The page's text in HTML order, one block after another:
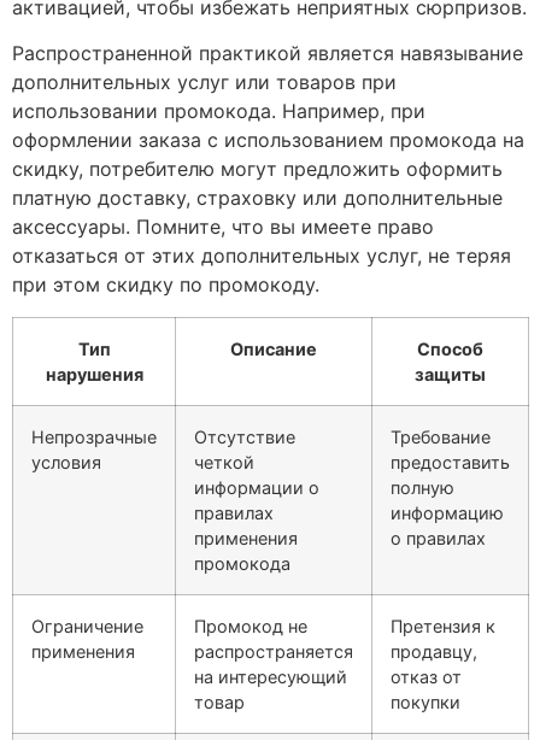
активацией, чтобы избежать неприятных сюрпризов.
Распространенной практикой является навязывание
дополнительных услуг или товаров при
использовании промокода. Например, при
оформлении заказа с использованием промокода на
скидку, потребителю могут предложить оформить
платную доставку, страховку или дополнительные
аксессуары. Помните, что вы имеете право
отказаться от этих дополнительных услуг, не теряя
при этом скидку по промокоду.
Тип
нарушения
Описание
Способ
защиты
Непрозрачные
условия
Отсутствие
четкой
информации о
правилах
применения
промокода
Требование
предоставить
полную
информацию
о правилах
Ограничение
применения
Промокод не
распространяется
на интересующий
товар
Претензия к
продавцу,
отказ от
покупки